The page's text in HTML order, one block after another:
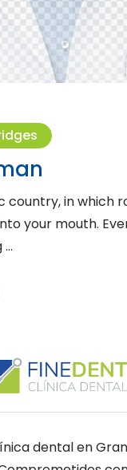
country, in which
your mouth.
…
dental en